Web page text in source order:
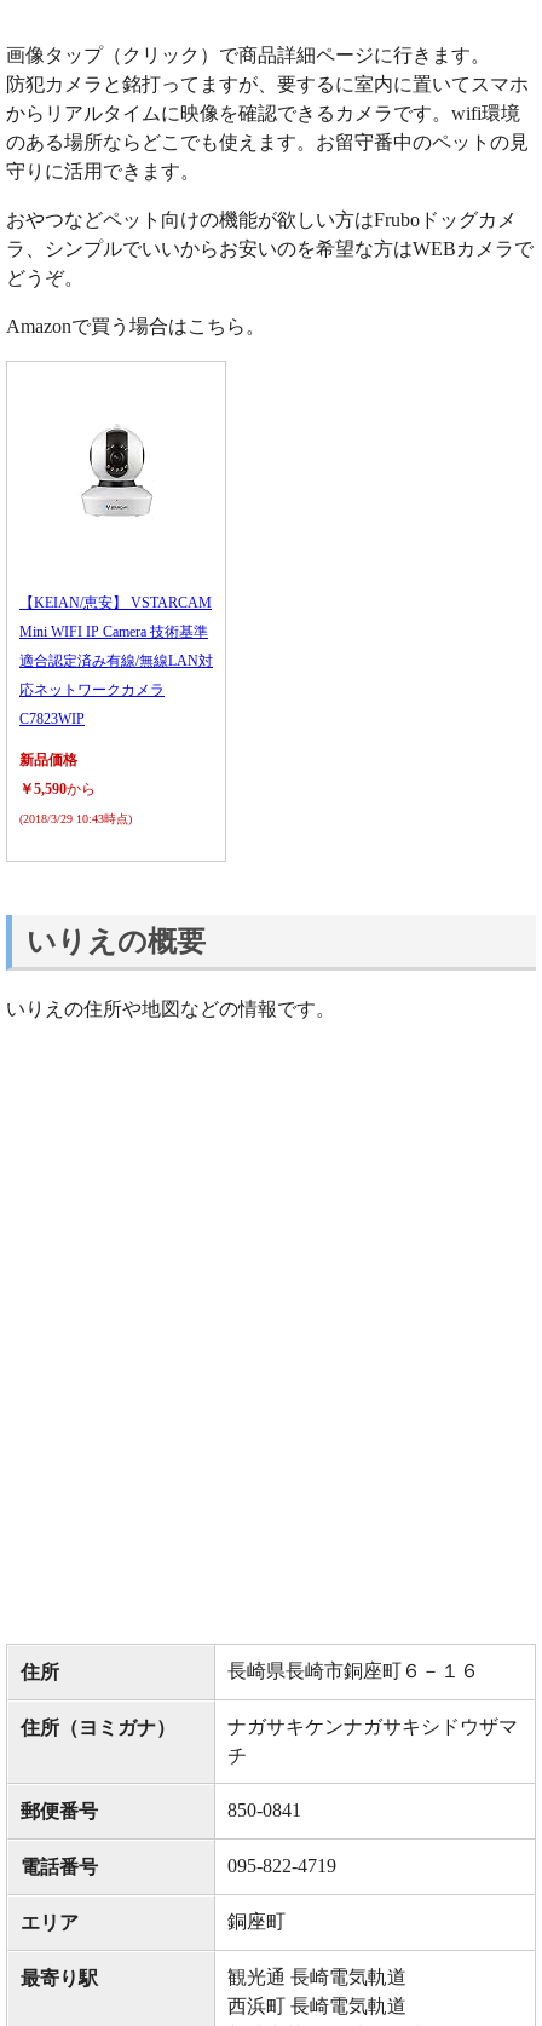
画像タップ（クリック）で商品詳細ページに行きます。
防犯カメラと銘打ってますが、要するに室内に置いてスマホ
からリアルタイムに映像を確認できるカメラです。wifi環境
のある場所ならどこでも使えます。お留守番中のペットの見
守りに活用できます。
おやつなどペット向けの機能が欲しい方はFruboドッグカメ
ラ、シンプルでいいからお安いのを希望な方はWEBカメラで
どうぞ。
Amazonで買う場合はこちら。
【KEIAN/恵安】 VSTARCAM
Mini WIFI IP Camera 技術基準
適合認定済み有線/無線LAN対
応ネットワークカメラ
C7823WIP
新品価格
￥5,590から
(2018/3/29 10:43時点)
いりえの概要
いりえの住所や地図などの情報です。
住所 長崎県長崎市銅座町６－１６
住所（ヨミガナ）
ナガサキケンナガサキシドウザマ
チ
郵便番号 850-0841
電話番号 095-822-4719
エリア 銅座町
最寄り駅
観光通 長崎電気軌道
西浜町 長崎電気軌道